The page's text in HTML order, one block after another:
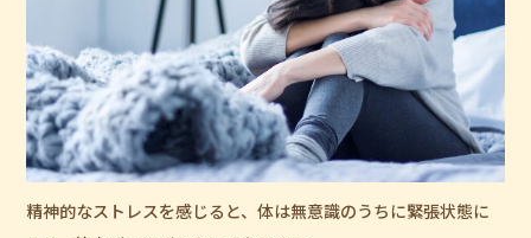
精神的なストレスを感じると、体は無意識のうちに緊張状態に